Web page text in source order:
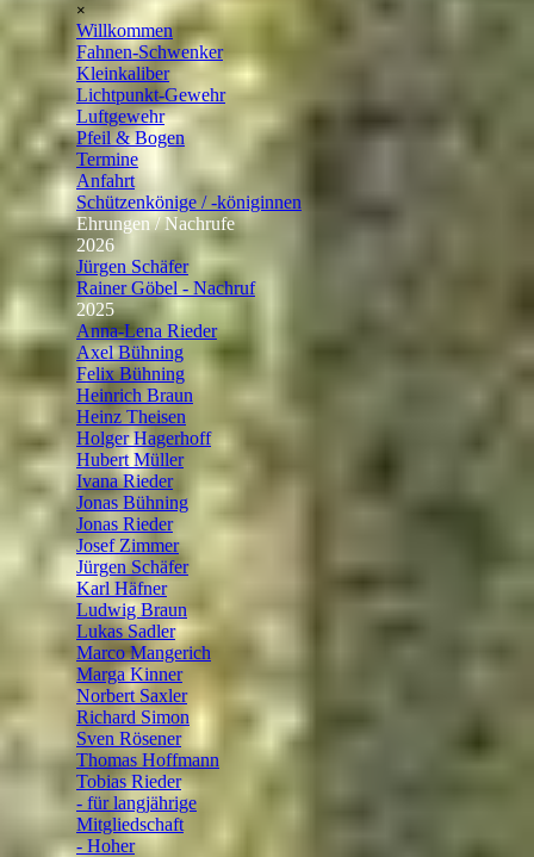
×
Willkommen
Fahnen-Schwenker
Kleinkaliber
Lichtpunkt-Gewehr
Luftgewehr
Pfeil & Bogen
Termine
Anfahrt
Schützenkönige / -königinnen
Ehrungen / Nachrufe
2026
Jürgen Schäfer
Rainer Göbel - Nachruf
2025▼
Anna-Lena Rieder
Axel Bühning
Felix Bühning
Heinrich Braun
Heinz Theisen
Holger Hagerhoff
Hubert Müller
Ivana Rieder
Jonas Bühning
Jonas Rieder
Josef Zimmer
Jürgen Schäfer
Karl Häfner
Ludwig Braun
Lukas Sadler
Marco Mangerich
Marga Kinner
Norbert Saxler
Richard Simon
Sven Rösener
Thomas Hoffmann
Tobias Rieder
- für langjährige
Mitgliedschaft
- Hoher